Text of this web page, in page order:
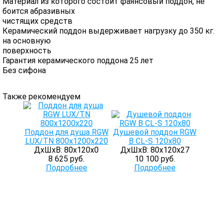
боится абразивных
чистящих средств
Керамический поддон выдерживает нагрузку до 350 кг.
на основную
поверхность
Гарантия керамического поддона 25 лет
Без сифона
Также рекомендуем
Поддон для душа RGW
LUX/TN 800х1200х220
ДхШхВ: 80х120х0
8 625 руб.
Подробнее
Душевой поддон RGW
B CL-S 120x80
ДхШхВ: 80х120х27
10 100 руб.
Подробнее